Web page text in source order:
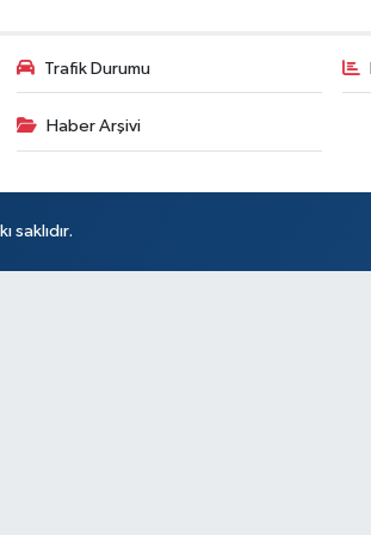
Trafik Durumu
Haber Arşivi